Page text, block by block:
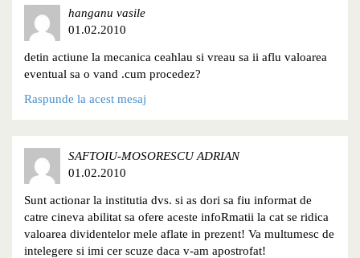
hanganu vasile
01.02.2010
detin actiune la mecanica ceahlau si vreau sa ii aflu valoarea
eventual sa o vand .cum procedez?
Raspunde la acest mesaj
SAFTOIU-MOSORESCU ADRIAN
01.02.2010
Sunt actionar la institutia dvs. si as dori sa fiu informat de
catre cineva abilitat sa ofere aceste infoRmatii la cat se ridica
valoarea dividentelor mele aflate in prezent! Va multumesc de
intelegere si imi cer scuze daca v-am apostrofat!